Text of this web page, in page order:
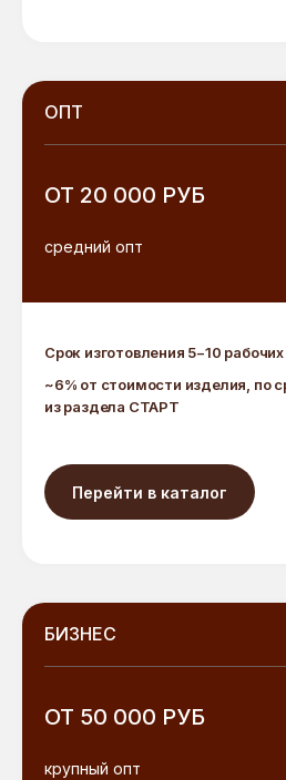
ОПТ
ОТ 20 000 РУБ
средний опт
Срок изготовления 5−10
~6% от стоимости изделия, по
из раздела СТАРТ
Перейти в каталог
БИЗНЕС
ОТ 50 000 РУБ
крупный опт